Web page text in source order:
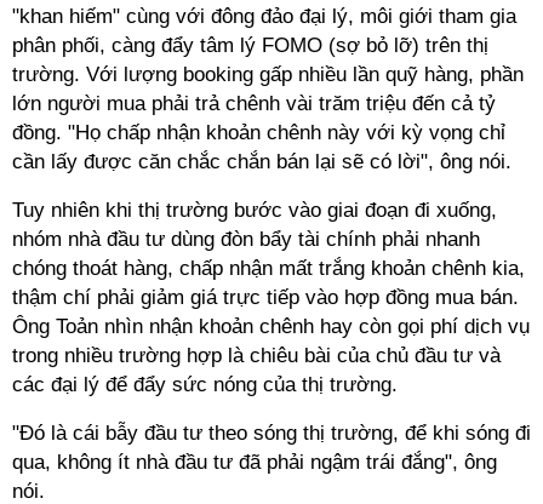
"khan hiếm" cùng với đông đảo đại lý, môi giới tham gia
phân phối, càng đẩy tâm lý FOMO (sợ bỏ lỡ) trên thị
trường. Với lượng booking gấp nhiều lần quỹ hàng, phần
lớn người mua phải trả chênh vài trăm triệu đến cả tỷ
đồng. "Họ chấp nhận khoản chênh này với kỳ vọng chỉ
cần lấy được căn chắc chắn bán lại sẽ có lời", ông nói.
Tuy nhiên khi thị trường bước vào giai đoạn đi xuống,
nhóm nhà đầu tư dùng đòn bẩy tài chính phải nhanh
chóng thoát hàng, chấp nhận mất trắng khoản chênh kia,
thậm chí phải giảm giá trực tiếp vào hợp đồng mua bán.
Ông Toản nhìn nhận khoản chênh hay còn gọi phí dịch vụ
trong nhiều trường hợp là chiêu bài của chủ đầu tư và
các đại lý để đẩy sức nóng của thị trường.
"Đó là cái bẫy đầu tư theo sóng thị trường, để khi sóng đi
qua, không ít nhà đầu tư đã phải ngậm trái đắng", ông
nói.